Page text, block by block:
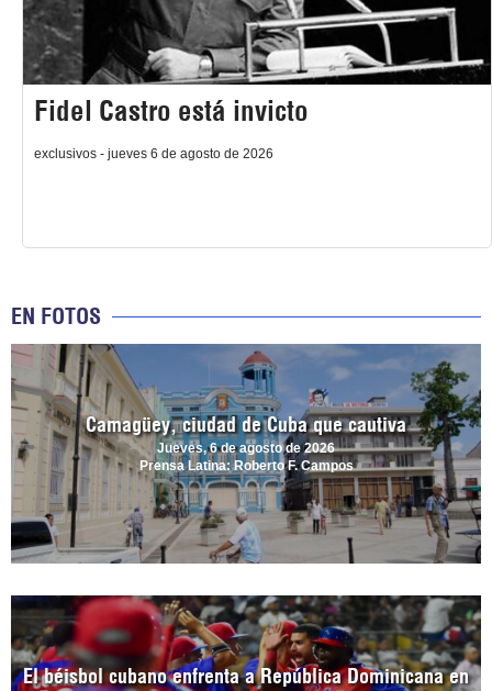
Fidel Castro está invicto
exclusivos - jueves 6 de agosto de 2026
EN FOTOS
Camagüey, ciudad de Cuba que cautiva
Jueves, 6 de agosto de 2026
Prensa Latina: Roberto F. Campos
El béisbol cubano enfrenta a República Dominicana en